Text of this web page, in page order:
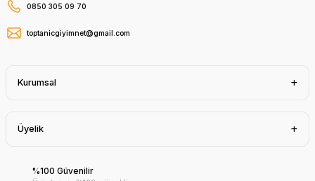
0850 305 09 70
toptanicgiyimnet@gmail.com
Kurumsal
Üyelik
%100 Güvenilir